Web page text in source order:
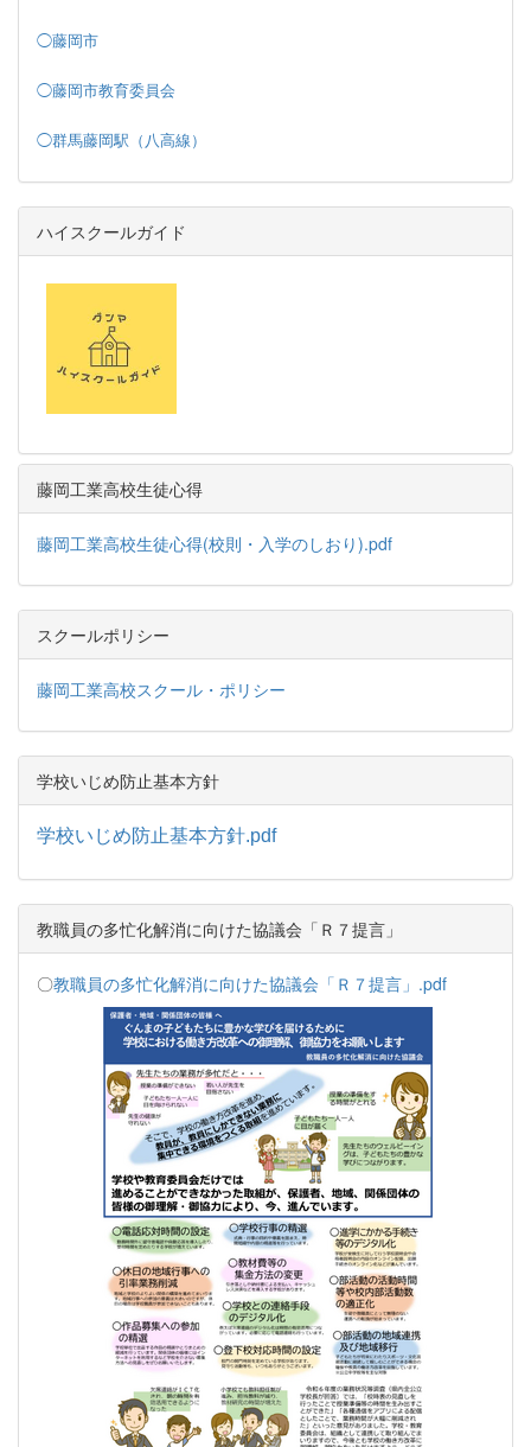
◯藤岡市
◯藤岡市教育委員会
◯群馬藤岡駅（八高線）
ハイスクールガイド
藤岡工業高校生徒心得
藤岡工業高校生徒心得(校則・入学のしおり).pdf
スクールポリシー
藤岡工業高校スクール・ポリシー
学校いじめ防止基本方針
学校いじめ防止基本方針.pdf
教職員の多忙化解消に向けた協議会「Ｒ７提言」
〇教職員の多忙化解消に向けた協議会「Ｒ７提言」.pdf